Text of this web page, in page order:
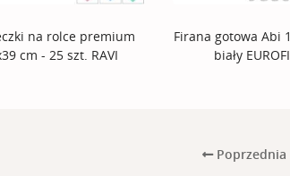
na rolce premium
cm - 25 szt. RAVI
Firana gotowa Abi
biały
Poprzednia